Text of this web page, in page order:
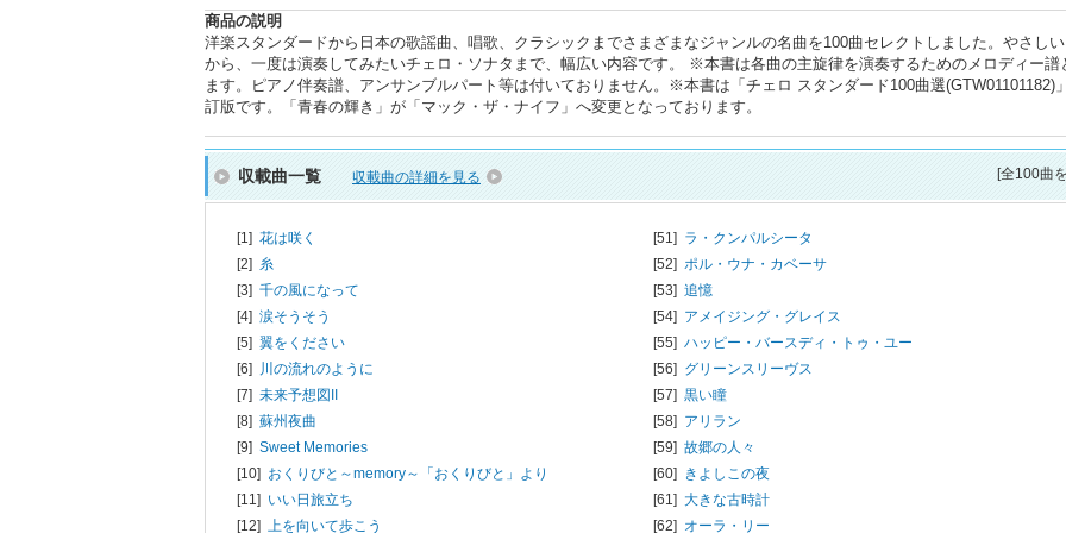
商品の説明
洋楽スタンダードから日本の歌謡曲、唱歌、クラシックまでさまざまなジャンルの名曲を100曲セレクトしました。やさし
から、一度は演奏してみたいチェロ・ソナタまで、幅広い内容です。 ※本書は各曲の主旋律を演奏するためのメロディー譜
ます。ピアノ伴奏譜、アンサンブルパート等は付いておりません。※本書は「チェロ スタンダード100曲選(GTW01101182)
訂版です。「青春の輝き」が「マック・ザ・ナイフ」へ変更となっております。
収載曲一覧 収載曲の詳細を見る [全100曲
[1] 花は咲く
[2] 糸
[3] 千の風になって
[4] 涙そうそう
[5] 翼をください
[6] 川の流れのように
[7] 未来予想図II
[8] 蘇州夜曲
[9] Sweet Memories
[10] おくりびと～memory～「おくりびと」より
[11] いい日旅立ち
[12] 上を向いて歩こう
[51] ラ・クンパルシータ
[52] ポル・ウナ・カベーサ
[53] 追憶
[54] アメイジング・グレイス
[55] ハッピー・バースディ・トゥ・ユー
[56] グリーンスリーヴス
[57] 黒い瞳
[58] アリラン
[59] 故郷の人々
[60] きよしこの夜
[61] 大きな古時計
[62] オーラ・リー